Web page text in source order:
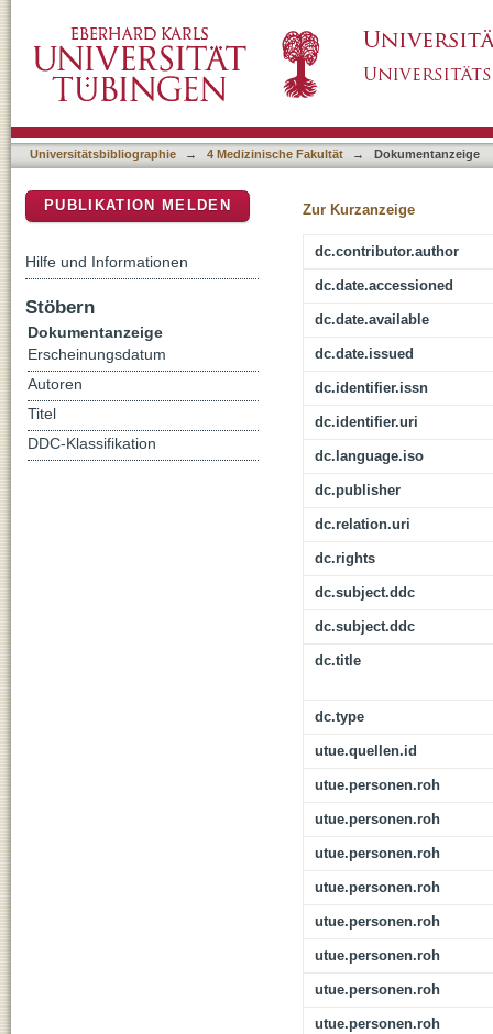
volunteers
Universitätsbibliographie → 4 Medizinische Fakultät → Dokumentanzeige
Zur Kurzanzeige
dc.contributor.author
dc.date.accessioned
dc.date.available
dc.date.issued
dc.identifier.issn
dc.identifier.uri
dc.language.iso
dc.publisher
dc.relation.uri
dc.rights
dc.subject.ddc
dc.subject.ddc
dc.title
dc.type
utue.quellen.id
utue.personen.roh
utue.personen.roh
utue.personen.roh
utue.personen.roh
utue.personen.roh
utue.personen.roh
utue.personen.roh
utue.personen.roh
PUBLIKATION MELDEN
Hilfe und Informationen
Stöbern
Dokumentanzeige
Erscheinungsdatum
Autoren
Titel
DDC-Klassifikation